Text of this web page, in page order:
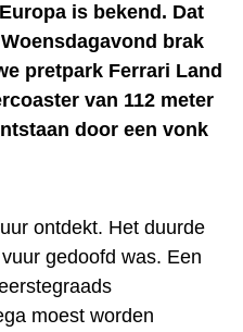
is bekend. Dat
brak
pretpark Ferrari Land
van 112 meter
door een vonk
ontdekt. Het duurde
gedoofd was. Een
moest worden